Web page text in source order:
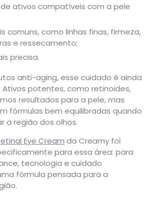
ativos compatíveis com a pele
comuns, como linhas finas, firmeza,
e ressecamento;
precisa.
anti-aging, esse cuidado é ainda
potentes, como retinoides,
resultados para a pele, mas
fórmulas bem equilibradas quando
a região dos olhos.
Eye Cream da Creamy foi
para essa área: para
tecnologia e cuidado
fórmula pensada para a